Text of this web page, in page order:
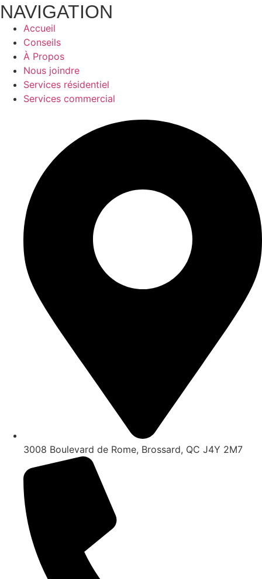
NAVIGATION
Accueil
Conseils
À Propos
Nous joindre
Services résidentiel
Services commercial
3008 Boulevard de Rome, Brossard, QC J4Y 2M7